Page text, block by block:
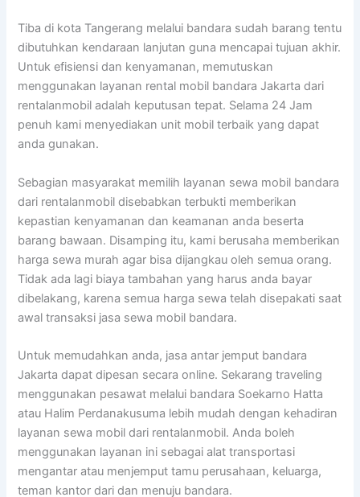
Tiba di kota Tangerang melalui bandara sudah barang tentu
dibutuhkan kendaraan lanjutan guna mencapai tujuan akhir.
Untuk efisiensi dan kenyamanan, memutuskan
menggunakan layanan rental mobil bandara Jakarta dari
rentalanmobil adalah keputusan tepat. Selama 24 Jam
penuh kami menyediakan unit mobil terbaik yang dapat
anda gunakan.
Sebagian masyarakat memilih layanan sewa mobil bandara
dari rentalanmobil disebabkan terbukti memberikan
kepastian kenyamanan dan keamanan anda beserta
barang bawaan. Disamping itu, kami berusaha memberikan
harga sewa murah agar bisa dijangkau oleh semua orang.
Tidak ada lagi biaya tambahan yang harus anda bayar
dibelakang, karena semua harga sewa telah disepakati saat
awal transaksi jasa sewa mobil bandara.
Untuk memudahkan anda, jasa antar jemput bandara
Jakarta dapat dipesan secara online. Sekarang traveling
menggunakan pesawat melalui bandara Soekarno Hatta
atau Halim Perdanakusuma lebih mudah dengan kehadiran
layanan sewa mobil dari rentalanmobil. Anda boleh
menggunakan layanan ini sebagai alat transportasi
mengantar atau menjemput tamu perusahaan, keluarga,
teman kantor dari dan menuju bandara.